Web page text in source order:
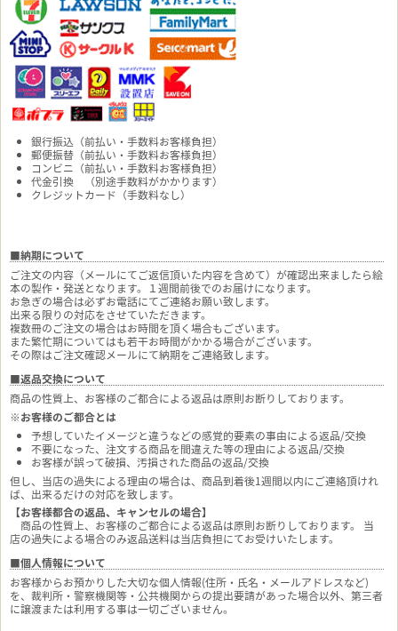
銀行振込（前払い・手数料お客様負担）
郵便振替（前払い・手数料お客様負担）
コンビニ（前払い・手数料お客様負担）
代金引換 （別途手数料がかかります）
クレジットカード（手数料なし）
■納期について
ご注文の内容（メールにてご返信頂いた内容を含めて）が確認出来ましたら絵
本の製作・発送となります。１週間前後でのお届けになります。
お急ぎの場合は必ずお電話にてご連絡お願い致します。
出来る限りの対応をさせていただきます。
複数冊のご注文の場合はお時間を頂く場合もございます。
また繁忙期についてはも若干お時間がかかる場合がございます。
その際はご注文確認メールにて納期をご連絡致します。
■返品交換について
商品の性質上、お客様のご都合による返品は原則お断りしております。
※お客様のご都合とは
予想していたイメージと違うなどの感覚的要素の事由による返品/交換
不要になった、注文する商品を間違えた等の理由による返品/交換
お客様が誤って破損、汚損された商品の返品/交換
但し、当店の過失による理由の場合は、商品到着後1週間以内にご連絡頂けれ
ば、出来るだけの対応を致します。
【お客様都合の返品、キャンセルの場合】
商品の性質上、お客様のご都合による返品は原則お断りしております。 当
店の過失による場合のみ返品送料は当店負担にてお受けいたします。
■個人情報について
お客様からお預かりした大切な個人情報(住所・氏名・メールアドレスなど)
を、裁判所・警察機関等・公共機関からの提出要請があった場合以外、第三者
に譲渡または利用する事は一切ございません。